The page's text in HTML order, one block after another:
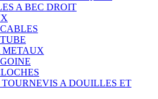
A BEC DROIT
METAUX
A DOUILLES ET